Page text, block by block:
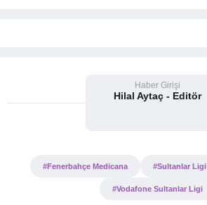
Haber Girişi
Hilal Aytaç - Editör
#Fenerbahçe Medicana #Sultanlar Ligi
#Vodafone Sultanlar Ligi